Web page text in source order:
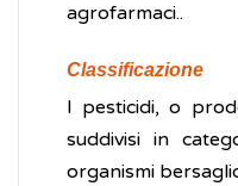
agrofarmaci..
Classificazione
I pesticidi, o
suddivisi in
organismi